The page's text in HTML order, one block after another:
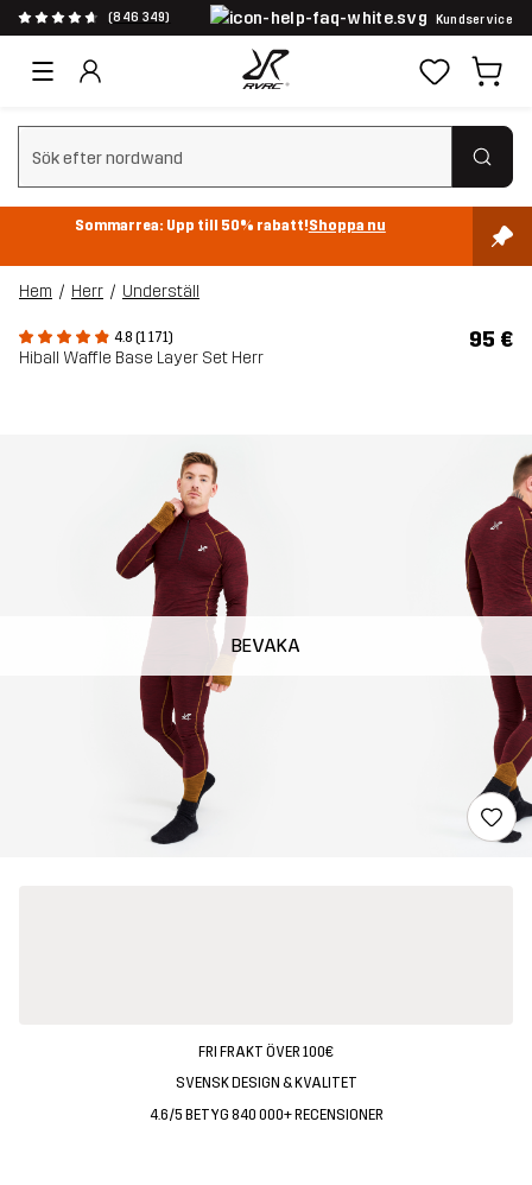
(846 349) Kundservice
Rensa sök
Sommarrea: Upp till 50% rabatt!Shoppa nu
Hem Herr Underställ
4.8 (1 171)
Hiball Waffle Base Layer Set Herr
95 €
BEVAKA
FRI FRAKT ÖVER 100€
SVENSK DESIGN & KVALITET
4.6/5 BETYG 840 000+ RECENSIONER